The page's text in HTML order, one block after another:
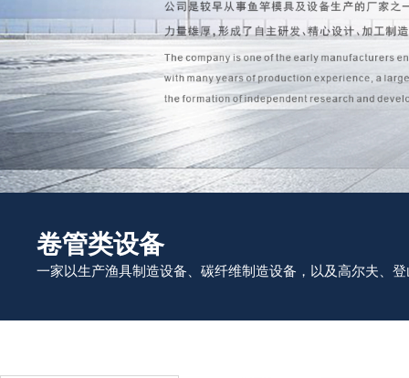
卷管类设备
一家以生产渔具制造设备、碳纤维制造设备，以及高尔夫、